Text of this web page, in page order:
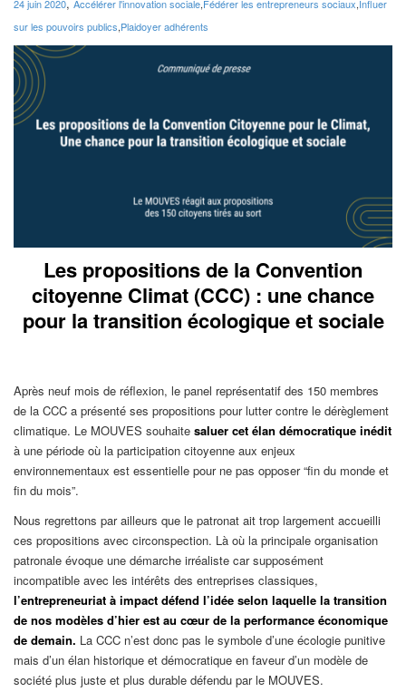
24 juin 2020 Accélérer l'innovation sociale,Fédérer les entrepreneurs sociaux,Influer
sur les pouvoirs publics,Plaidoyer adhérents
Les propositions de la Convention
citoyenne Climat (CCC) : une chance
pour la transition écologique et sociale
Après neuf mois de réflexion, le panel représentatif des 150 membres
de la CCC a présenté ses propositions pour lutter contre le dérèglement
climatique. Le MOUVES souhaite saluer cet élan démocratique inédit
à une période où la participation citoyenne aux enjeux
environnementaux est essentielle pour ne pas opposer “fin du monde et
fin du mois”.
Nous regrettons par ailleurs que le patronat ait trop largement accueilli
ces propositions avec circonspection. Là où la principale organisation
patronale évoque une démarche irréaliste car supposément
incompatible avec les intérêts des entreprises classiques,
l’entrepreneuriat à impact défend l’idée selon laquelle la transition
de nos modèles d’hier est au cœur de la performance économique
de demain. La CCC n’est donc pas le symbole d’une écologie punitive
mais d’un élan historique et démocratique en faveur d’un modèle de
société plus juste et plus durable défendu par le MOUVES.